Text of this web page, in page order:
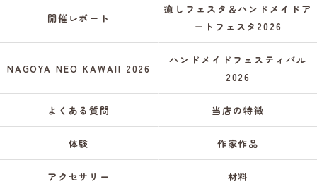
開催レポート
癒しフェスタ＆ハンドメイドア
ートフェスタ2026
NAGOYA NEO KAWAII 2026
ハンドメイドフェスティバル
2026
よくある質問 当店の特徴
体験 作家作品
アクセサリー 材料